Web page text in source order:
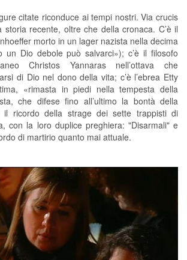
citate riconduce ai tempi nostri. Via crucis
storia recente, oltre che della cronaca. C’è il
morto in un lager nazista nella decima
un Dio debole può salvarci»); c’è il filosofo
Christos Yannaras nell’ottava che
di Dio nel dono della vita; c’è l’ebrea Etty
«rimasta in piedi nella tempesta della
che difese fino all’ultimo la bontà della
il ricordo della strage dei sette trappisti di
con la loro duplice preghiera: "Disarmali" e
di martirio quanto mai attuale.